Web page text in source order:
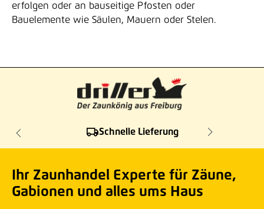
erfolgen oder an bauseitige Pfosten oder
Bauelemente wie Säulen, Mauern oder Stelen.
Schnelle Lieferung
Ihr Zaunhandel Experte für Zäune,
Gabionen und alles ums Haus